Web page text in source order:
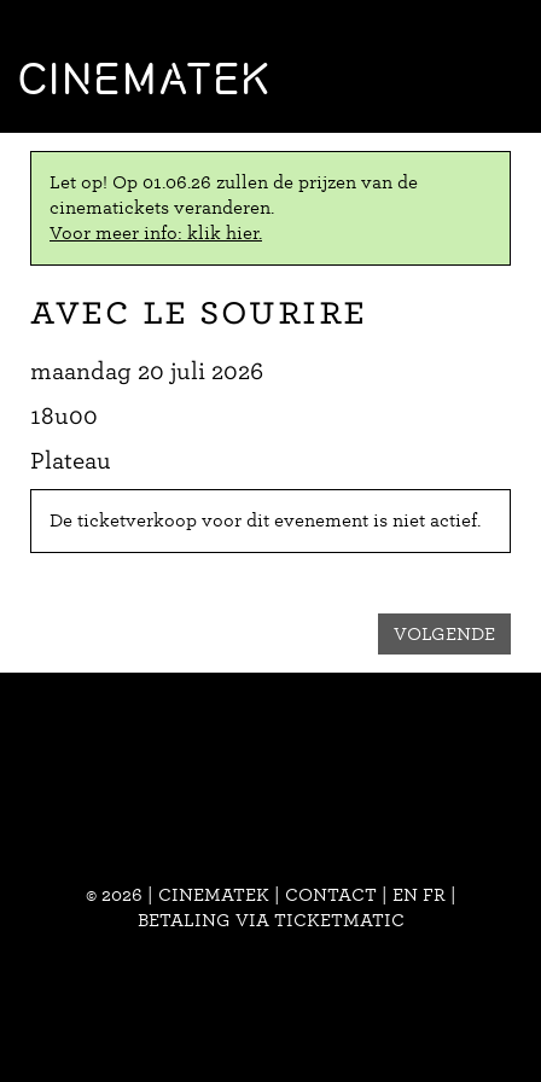
CINEMATEK
Let op! Op 01.06.26 zullen de prijzen van de
cinematickets veranderen.
Voor meer info: klik hier.
Avec le sourire
maandag 20 juli 2026
18u00
Plateau
De ticketverkoop voor dit evenement is niet actief.
VOLGENDE
© 2026 | CINEMATEK | CONTACT| EN FR
BETALING VIA TICKETMATIC